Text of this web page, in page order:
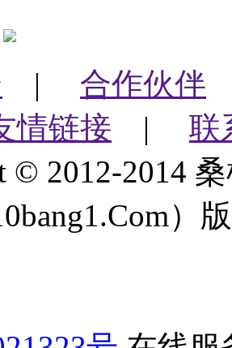
| 合作伙伴
情链接 | 联
© 2012-2014
）